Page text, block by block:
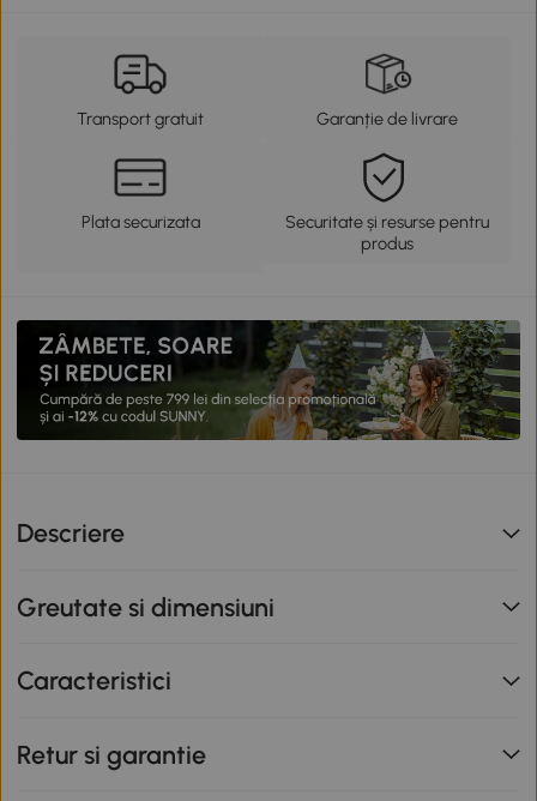
Transport gratuit Garanție de livrare
Plata securizata
Securitate și resurse pentru
produs
Descriere
Greutate si dimensiuni
Caracteristici
Retur si garantie